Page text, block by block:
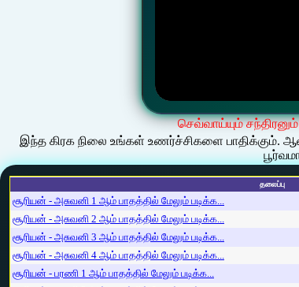
செவ்வாய்யும்
இந்த கிரக நிலை உங்கள் உணர்ச்சிகளை
தலைப்பு
சூரியன் - அசுவனி 1 ஆம் பாதத்தில் மேலும் படிக்க...
சூரியன் - அசுவனி 2 ஆம் பாதத்தில் மேலும் படிக்க...
சூரியன் - அசுவனி 3 ஆம் பாதத்தில் மேலும் படிக்க...
சூரியன் - அசுவனி 4 ஆம் பாதத்தில் மேலும் படிக்க...
சூரியன் - பரணி 1 ஆம் பாதத்தில் மேலும் படிக்க...